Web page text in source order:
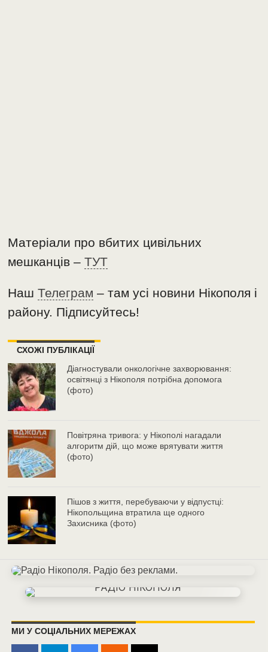
Матеріали про вбитих цивільних
мешканців –ТУТ
НашТелеграм – там усі новини Нікополя і
району. Підписуйтесь!
СХОЖІ ПУБЛІКАЦІЇ
Діагностували онкологічне захворювання:
освітянці з Нікополя потрібна допомога
(фото)
Повітряна тривога: у Нікополі нагадали
алгоритм дій, що може врятувати життя
(фото)
Пішов з життя, перебуваючи у відпустці:
Нікопольщина втратила ще одного
Захисника (фото)
МИ У СОЦІАЛЬНИХ МЕРЕЖАХ